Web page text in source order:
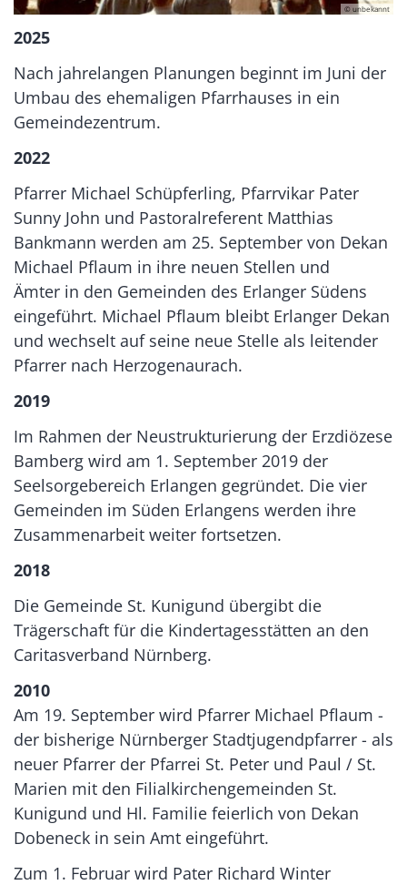
© unbekannt
2025
Nach jahrelangen Planungen beginnt im Juni der
Umbau des ehemaligen Pfarrhauses in ein
Gemeindezentrum.
2022
Pfarrer Michael Schüpferling, Pfarrvikar Pater
Sunny John und Pastoralreferent Matthias
Bankmann werden am 25. September von Dekan
Michael Pflaum in ihre neuen Stellen und
Ämter in den Gemeinden des Erlanger Südens
eingeführt. Michael Pflaum bleibt Erlanger Dekan
und wechselt auf seine neue Stelle als leitender
Pfarrer nach Herzogenaurach.
2019
Im Rahmen der Neustrukturierung der Erzdiözese
Bamberg wird am 1. September 2019 der
Seelsorgebereich Erlangen gegründet. Die vier
Gemeinden im Süden Erlangens werden ihre
Zusammenarbeit weiter fortsetzen.
2018
Die Gemeinde St. Kunigund übergibt die
Trägerschaft für die Kindertagesstätten an den
Caritasverband Nürnberg.
2010
Am 19. September wird Pfarrer Michael Pflaum -
der bisherige Nürnberger Stadtjugendpfarrer - als
neuer Pfarrer der Pfarrei St. Peter und Paul / St.
Marien mit den Filialkirchengemeinden St.
Kunigund und Hl. Familie feierlich von Dekan
Dobeneck in sein Amt eingeführt.
Zum 1. Februar wird Pater Richard Winter